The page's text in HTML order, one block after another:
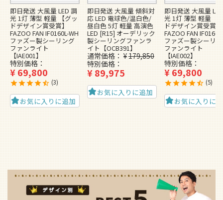
即日発送 大風量 LED 調
光 1灯 薄型 軽量 【グッ
ドデザイン賞受賞】
FAZOO FAN IF0160L-WH
ファズー製シーリング
ファンライト
【IAE001】
特別価格
¥69,800
3
お気に入りに追加
即日発送 大風量 傾斜対
応 LED 電球色/温白色/
昼白色 5灯 軽量 高演色
LED [R15] オーデリック
製シーリングファンラ
イト【OCB391】
通常価格 ¥179,850
特別価格
¥89,975
お気に入りに追加
即日発送 大風量
光 1灯 薄型 軽量 【
ドデザイン賞受賞】
FAZOO FAN
ファズー製シーリ
ファンライト
【IAE002】
特別価格
¥69,800
5
お気に入りに